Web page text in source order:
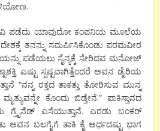
ಪಡೆದು ಯಾವುದೋ ಕಂಪನಿಯ ಮೂಲೆಯ
ತನನ್ನು ಸಮರ್ಪಿಸಿಕೊಂಡು ಪರಮವೀರ
ಪಡೆಯಲು ಸೈನ್ಯಕ್ಕೆ ಸೇರಿದವ ಮನೋಜ್
ಎಷ್ಟು ಸ್ಪಷ್ಟವಾಗಿತ್ತೆಂದರೆ ಅವನ ಡೈರಿಯ
“ನನ್ನ ರಕ್ತದ ತಾಕತ್ತು ತೋರಿಸುವ ಮುನ್ನ
ಕೊಂದು ಬಿಡ್ತೇನೆ.” ಪಾಕಿಸ್ತಾನದ
ಗ್ರೈನೆಡ್ ಎಸೆಯುತ್ತಾನೆ. ಎರಡು ಬಂಕರ್
ಅವನ ಬಲಗೈಗೆ ತಾಕಿ ಕೈ ಅರ್ಧದಷ್ಟು ಭಾಗ